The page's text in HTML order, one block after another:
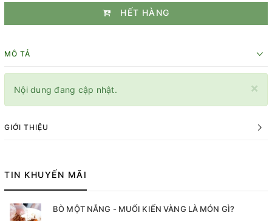
HẾT HÀNG
MÔ TẢ
×
Nội dung đang cập nhật.
GIỚI THIỆU
TIN KHUYẾN MÃI
BÒ MỘT NẮNG - MUỐI KIẾN VÀNG LÀ MÓN GÌ?